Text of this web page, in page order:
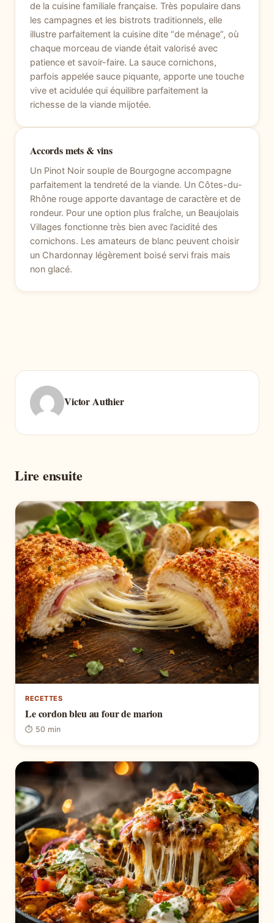
de la cuisine familiale française. Très populaire dans
les campagnes et les bistrots traditionnels, elle
illustre parfaitement la cuisine dite “de ménage”, où
chaque morceau de viande était valorisé avec
patience et savoir-faire. La sauce cornichons,
parfois appelée sauce piquante, apporte une touche
vive et acidulée qui équilibre parfaitement la
richesse de la viande mijotée.
Accords mets & vins
Un Pinot Noir souple de Bourgogne accompagne
parfaitement la tendreté de la viande. Un Côtes-du-
Rhône rouge apporte davantage de caractère et de
rondeur. Pour une option plus fraîche, un Beaujolais
Villages fonctionne très bien avec l’acidité des
cornichons. Les amateurs de blanc peuvent choisir
un Chardonnay légèrement boisé servi frais mais
non glacé.
Victor Authier
Lire ensuite
RECETTES
Le cordon bleu au four de marion
⏱ 50 min